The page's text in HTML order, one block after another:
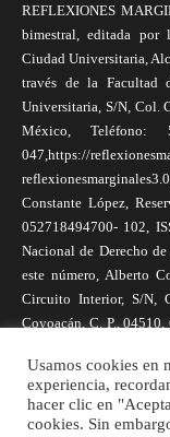
REFLEXIONES
bimestral, editada por
Ciudad Universitaria,
través de la Facultad
Universitaria, S/N, Col.
México, Teléfono:
047,https://
Constante López,
052718494700- 102,
Nacional de Derecho
este número, Alberto
Circuito Interior, S/N,
Coyoacán, C. P.,
necesariamente
Autónoma de México.
sus artículos. Se
Usamos cookies en
experiencia,
hacer clic en
cookies. Sin